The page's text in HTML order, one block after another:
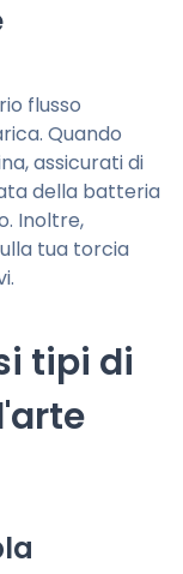
flusso
Quando
assicurati di
della batteria
Inoltre,
tua torcia
tipi di